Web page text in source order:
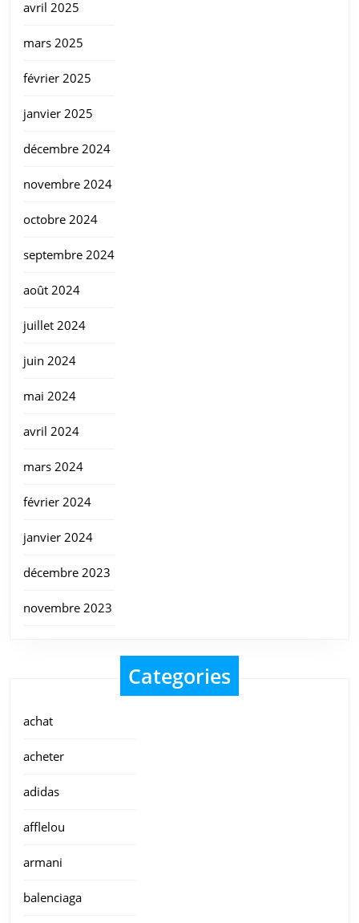
avril 2025
mars 2025
février 2025
janvier 2025
décembre 2024
novembre 2024
octobre 2024
septembre 2024
août 2024
juillet 2024
juin 2024
mai 2024
avril 2024
mars 2024
février 2024
janvier 2024
décembre 2023
novembre 2023
Categories
achat
acheter
adidas
afflelou
armani
balenciaga